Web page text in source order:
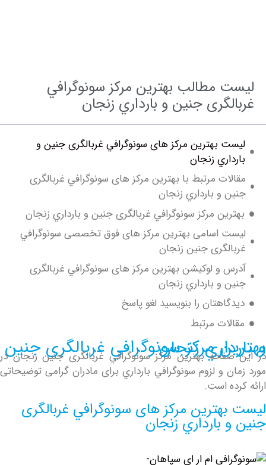
مطالب بهترین مرکز سونوگرافي
جنین و بارداري زنجان
بهترین مرکز های سونوگرافي غربالگری جنین و
زنجان
مرتبط با بهترین مرکز های سونوگرافي غربالگری
و بارداري زنجان
مرکز سونوگرافي غربالگری جنین و بارداري زنجان
اسامی بهترین مرکز های فوق تخصصی سونوگرافي
جنین زنجان
و لوکیشن بهترین مرکز های سونوگرافي غربالگری
و بارداري زنجان
را بنویسید لغو پاسخ
مرتبط
غربالگری جنین و بارداري زنجان
بهترین مرکز سونوگرافي غربالگری جنین زنجان در
و لزوم سونوگرافي بارداري برای مادران گرامی توضیحاتی
است.
مرکز های سونوگرافي غربالگری
بارداري زنجان